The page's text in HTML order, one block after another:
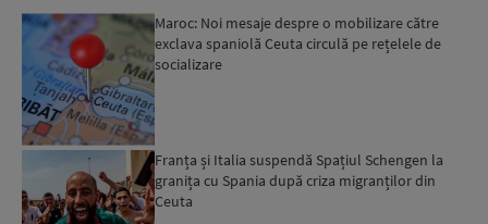
Maroc: Noi mesaje despre o mobilizare către
exclava spaniolă Ceuta circulă pe rețelele de
socializare
Franța și Italia suspendă Spațiul Schengen la
granița cu Spania după criza migranților din
Ceuta